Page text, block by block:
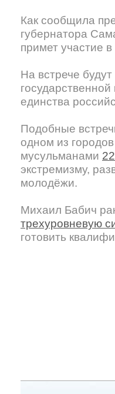
Как сообщила
губернатора
примет участие
На встрече
единства
Подобные
одном из
мусульманами
экстремизму,
молодёжи.
Михаил Бабич
трехуровневую
готовить